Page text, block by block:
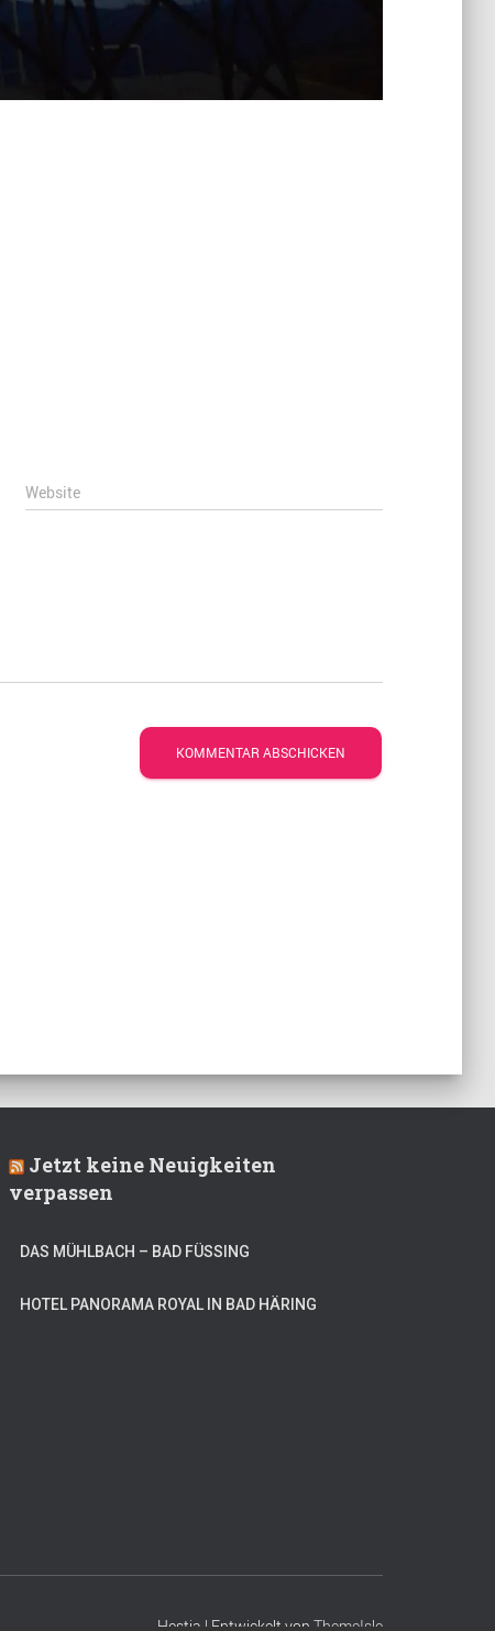
Website
Jetzt keine Neuigkeiten
verpassen
DAS MÜHLBACH – BAD FÜSSING
HOTEL PANORAMA ROYAL IN BAD HÄRING
Hestia | Entwickelt von ThemeIsle